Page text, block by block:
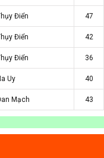
Điển 47
Điển 42
Điển 36
Uy 40
Mạch 43